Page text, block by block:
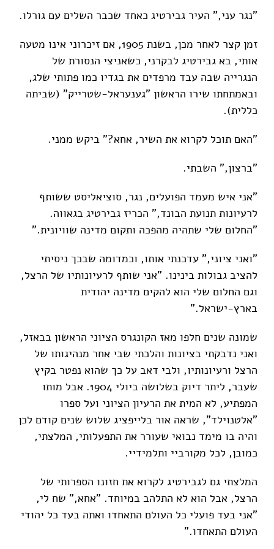
"נגר עני," העיר גבירטיג כאחד שכבר השלים עם גורלו.
זמן קצר לאחר מכן, בשנת 1905, אם זיכרוני אינו מטעה
אותי, בא גבירטיג לבקרני, כשאניצי הנסורת של
הנגרייה שבה עבד מרפדים את בגדיו כמו פתותי שלג,
ובאמתחתו שירו הראשון "גענעראל-שטרייק" (שביתה
כללית).
"האם תוכל לקרוא את השיר, אחא?" ביקש ממני.
"ברצון," השבתי.
"אני איש מעמד הפועלים, נגר, סוציאליסט ששותף
לרעיונות תנועת הבונד," הכריז גבירטיג בגאווה.
"החלום שלי שתהיה מהפכה ותקום מדינה שוויונית."
"ואני ציוני," עדכנתי אותו, וכמדומה שבכך ניסיתי
להציב גבולות בינינו. "אני שותף לרעיונותיו של הרצל,
וגם החלום שלי הוא להקים מדינה יהודית
בארץ-ישראל."
שמונה שנים חלפו מאז הקונגרס הציוני הראשון בבאזל,
ואני נדבקתי בציונות והלכתי שבי אחר מנהיגותו של
הרצל ורעיונותיו, ולבי דאב על כך שהוא נפטר בקיץ
שעבר, ליתר דיוק בשלושה ביולי 1904. אבל מותו
המפתיע, לא המית את הרעיון הציוני ועל ספרו
"אלטנוילד", שראה אור בלייפציג שלוש שנים קודם לכן
והיה בו מימד נבואי שעורר את התפעלותי, המלצתי,
כמובן, לכל מקורביי ותלמידיי.
המלצתי גם לגבירטיג לקרוא את חזונו הספרותי של
הרצל, אבל הוא לא התלהב במיוחד. "אחא," שח לי,
"אני בעד פועלי כל העולם התאחדו ואתה בעד כל יהודי
העולם התאחדו."